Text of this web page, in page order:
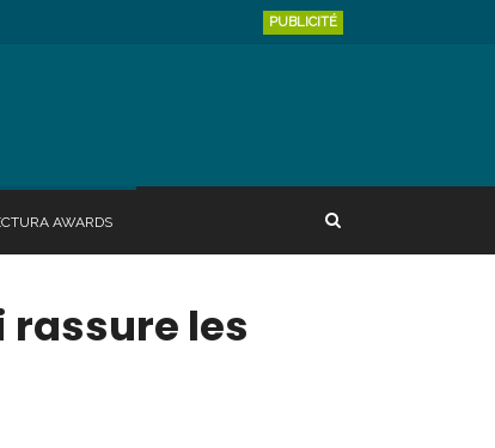
PUBLICITÉ
AWARDS
rassure les